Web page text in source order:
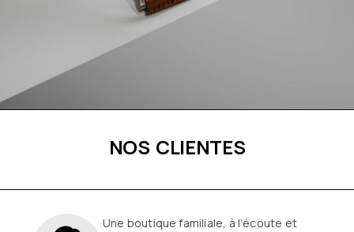
NOS CLIENTES
Une boutique familiale, à l’écoute et